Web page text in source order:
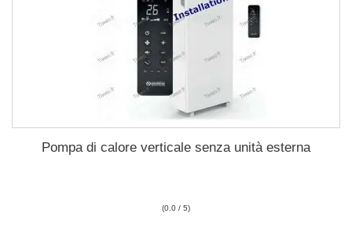
Pompa di calore verticale senza unità esterna
(0.0 / 5)